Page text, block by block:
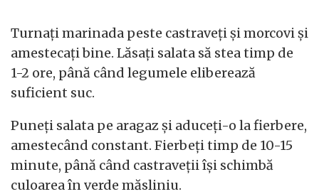
Turnați marinada peste castraveți și morcovi și
amestecați bine. Lăsați salata să stea timp de
1-2 ore, până când legumele eliberează
suficient suc.
Puneți salata pe aragaz și aduceți-o la fierbere,
amestecând constant. Fierbeți timp de 10-15
minute, până când castraveții își schimbă
culoarea în verde măsliniu.